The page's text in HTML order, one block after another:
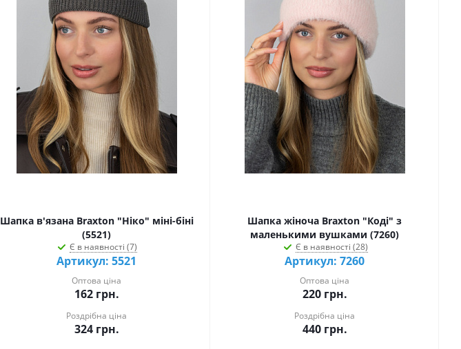
Шапка в'язана Braxton "Ніко" міні-біні
(5521)
Є в наявності (7)
Артикул: 5521
Оптова ціна
162грн.
Роздрібна ціна
324грн.
Шапка жіноча Braxton "Коді" з
маленькими вушками (7260)
Є в наявності (28)
Артикул: 7260
Оптова ціна
220грн.
Роздрібна ціна
440грн.